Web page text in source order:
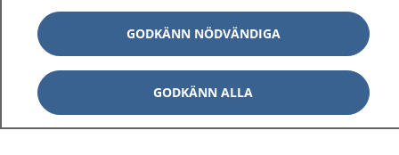
GODKÄNN NÖDVÄNDIGA
GODKÄNN ALLA